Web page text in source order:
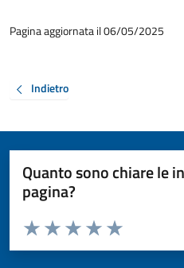
Pagina aggiornata il 06/05/2025
Indietro
Quanto sono chiare le
pagina?
Valuta da 1 a 5 stelle la pagina
Valuta 5
Valuta 4 stelle su
Valuta 3 stelle su 5
Valuta 2 stelle su 5
Valuta 1 stelle su 5